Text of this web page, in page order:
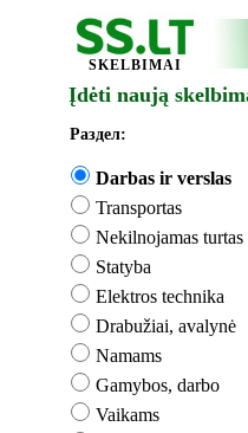
SKELBIMAI
Įdėti naują
Раздел:
Darbas ir verslas
Transportas
Nekilnojamas turtas
Statyba
Elektros technika
Drabužiai, avalynė
Namams
Gamybos, darbo
Vaikams